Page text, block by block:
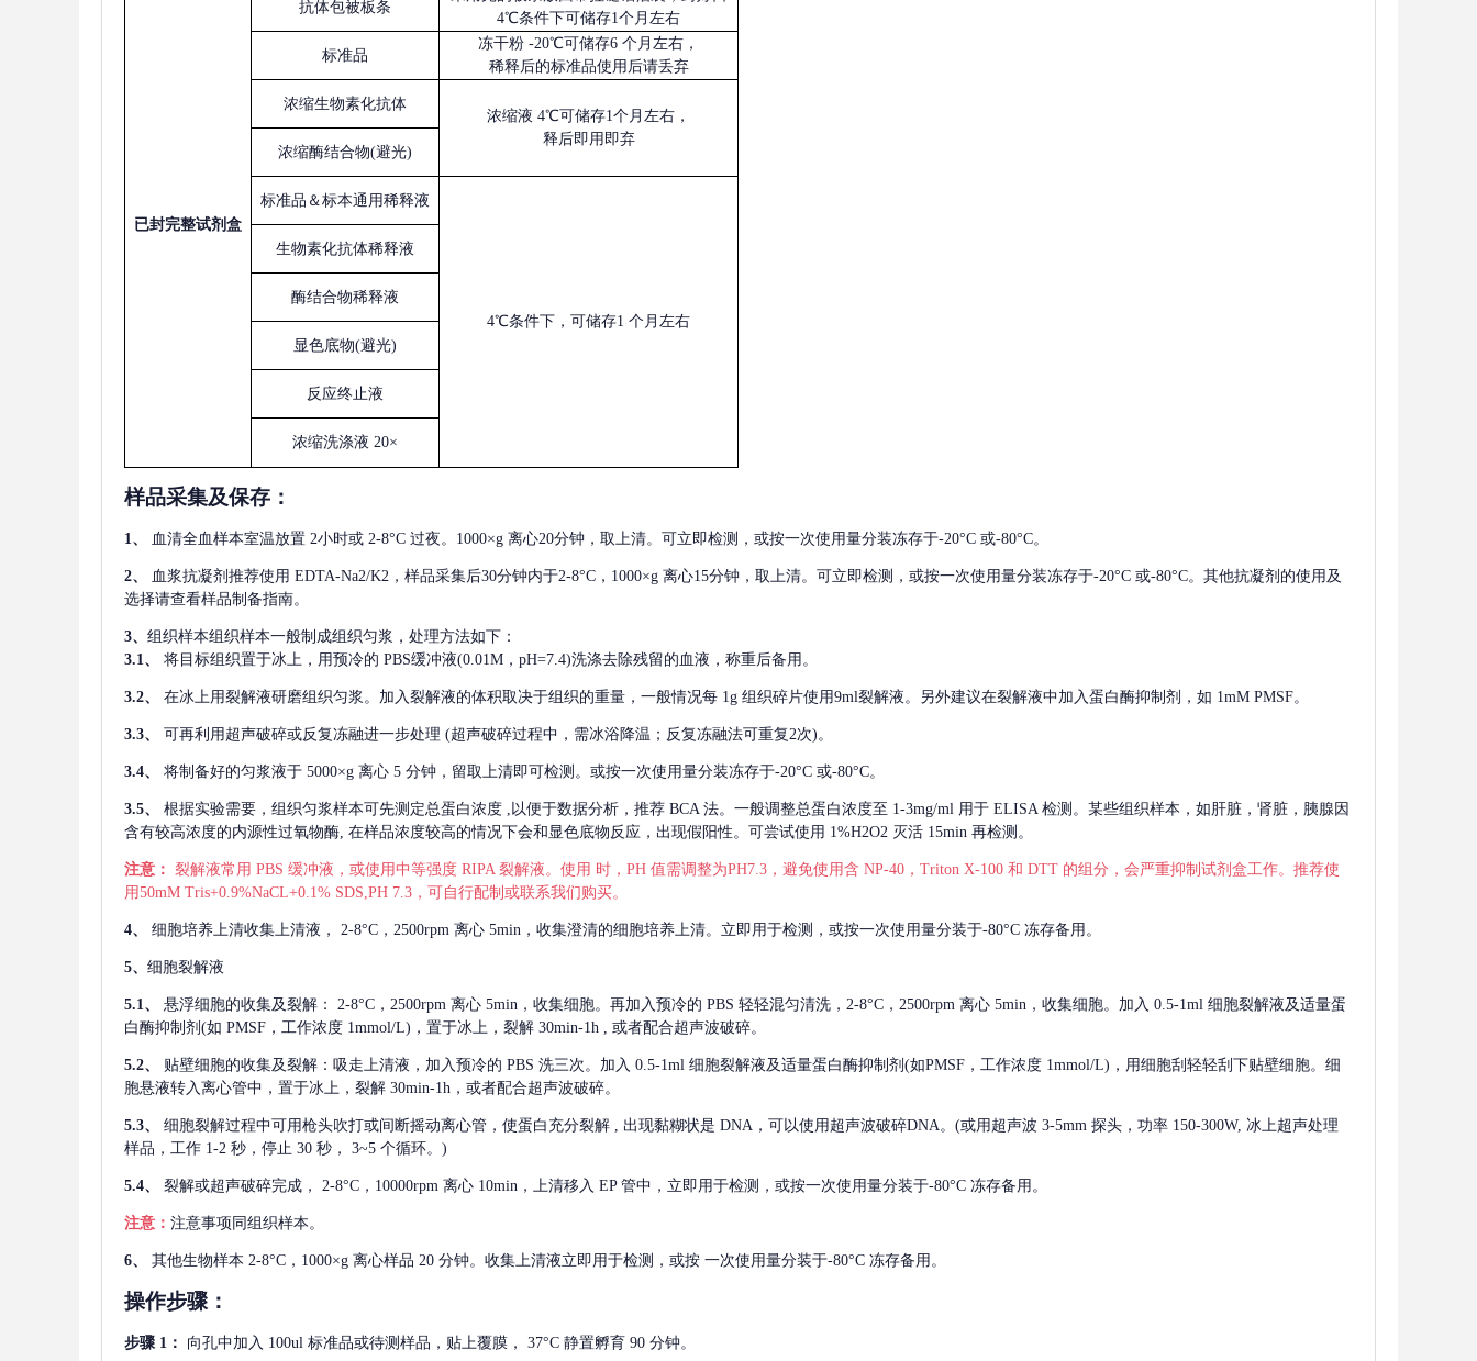
已封完整试剂盒
抗体包被板条
4℃条件下可储存1个月左右
标准品
冻干粉 -20℃可储存6 个月左右，
稀释后的标准品使用后请丢弃
浓缩生物素化抗体
浓缩液 4℃可储存1个月左右，
释后即用即弃
浓缩酶结合物(避光)
标准品＆标本通用稀释液
4℃条件下，可储存1 个月左右
生物素化抗体稀释液
酶结合物稀释液
显色底物(避光)
反应终止液
浓缩洗涤液 20×
样品采集及保存 ：
1、 血清全血样本室温放置 2小时或 2-8°C 过夜。1000×g 离心20分钟，取上清。可立即检测，或按一次使用量分装冻存于-20°C 或-80°C。
2、 血浆抗凝剂推荐使用 EDTA-Na2/K2，样品采集后30分钟内于2-8°C，1000×g 离心15分钟，取上清。可立即检测，或按一次使用量分装冻存于-20°C 或-80°C。其他抗凝剂的使用及
选择请查看样品制备指南。
3、 组织样本组织样本一般制成组织匀浆，处理方法如下：
3.1、
将目标组织置于冰上，用预冷的 PBS缓冲液(0.01M，pH=7.4)洗涤去除残留的血液，称重后备用。
3.2、 在冰上用裂解液研磨组织匀浆。加入裂解液的体积取决于组织的重量，一般情况每 1g 组织碎片使用9ml裂解液。另外建议在裂解液中加入蛋白酶抑制剂，如 1mM PMSF。
3.3、 可再利用超声破碎或反复冻融进一步处理 (超声破碎过程中，需冰浴降温；反复冻融法可重复2次)。
3.4、 将制备好的匀浆液于 5000×g 离心 5 分钟，留取上清即可检测。或按一次使用量分装冻存于-20°C 或-80°C。
3.5、 根据实验需要，组织匀浆样本可先测定总蛋白浓度 ,以便于数据分析，推荐 BCA 法。一般调整总蛋白浓度至 1-3mg/ml 用于 ELISA 检测。某些组织样本，如肝脏，肾脏，胰腺因
含有较高浓度的内源性过氧物酶, 在样品浓度较高的情况下会和显色底物反应，出现假阳性。可尝试使用 1%H2O2 灭活 15min 再检测。
注意： 裂解液常用 PBS 缓冲液，或使用中等强度 RIPA 裂解液。使用 时，PH 值需调整为PH7.3，避免使用含 NP-40，Triton X-100 和 DTT 的组分，会严重抑制试剂盒工作。推荐使
用50mM Tris+0.9%NaCL+0.1% SDS,PH 7.3，可自行配制或联系我们购买。
4、 细胞培养上清收集上清液， 2-8°C，2500rpm 离心 5min，收集澄清的细胞培养上清。立即用于检测，或按一次使用量分装于-80°C 冻存备用。
5、 细胞裂解液
5.1、 悬浮细胞的收集及裂解：
2-8°C，2500rpm 离心 5min，收集细胞。再加入预冷的 PBS 轻轻混匀清洗，2-8°C，2500rpm 离心 5min，收集细胞。加入 0.5-1ml 细胞裂解液及适量蛋
白酶抑制剂(如 PMSF，工作浓度 1mmol/L)，置于冰上，裂解 30min-1h , 或者配合超声波破碎。
5.2、 贴壁细胞的收集及裂解：吸走上清液，加入预冷的 PBS 洗三次。加入 0.5-1ml 细胞裂解液及适量蛋白酶抑制剂(如PMSF，工作浓度 1mmol/L)，用细胞刮轻轻刮下贴壁细胞。细
胞悬液转入离心管中，置于冰上，裂解 30min-1h，或者配合超声波破碎。
5.3、 细胞裂解过程中可用枪头吹打或间断摇动离心管，使蛋白充分裂解 , 出现黏糊状是 DNA，可以使用超声波破碎DNA。(或用超声波 3-5mm 探头，功率 150-300W, 冰上超声处理
样品，工作 1-2 秒，停止 30 秒， 3~5 个循环。)
5.4、 裂解或超声破碎完成， 2-8°C，10000rpm 离心 10min，上清移入 EP 管中，立即用于检测，或按一次使用量分装于-80°C 冻存备用。
注意： 注意事项同组织样本。
6、 其他生物样本 2-8°C，1000×g 离心样品 20 分钟。收集上清液立即用于检测，或按 一次使用量分装于-80°C 冻存备用。
操作步骤：
步骤 1： 向孔中加入 100ul 标准品或待测样品，贴上覆膜， 37°C 静置孵育 90 分钟。